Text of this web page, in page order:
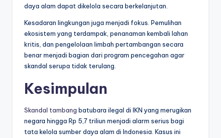
daya alam dapat dikelola secara berkelanjutan.
Kesadaran lingkungan juga menjadi fokus. Pemulihan
ekosistem yang terdampak, penanaman kembali lahan
kritis, dan pengelolaan limbah pertambangan secara
benar menjadi bagian dari program pencegahan agar
skandal serupa tidak terulang.
Kesimpulan
Skandal tambang batubara ilegal di IKN yang merugikan
negara hingga Rp 5,7 triliun menjadi alarm serius bagi
tata kelola sumber daya alam di Indonesia. Kasus ini